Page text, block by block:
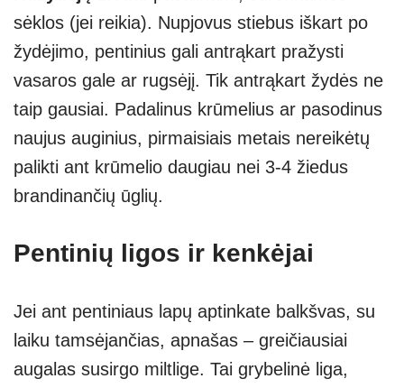
sėklos (jei reikia). Nupjovus stiebus iškart po
žydėjimo, pentinius gali antrąkart pražysti
vasaros gale ar rugsėjį. Tik antrąkart žydės ne
taip gausiai. Padalinus krūmelius ar pasodinus
naujus auginius, pirmaisiais metais nereikėtų
palikti ant krūmelio daugiau nei 3-4 žiedus
brandinančių ūglių.
Pentinių ligos ir kenkėjai
Jei ant pentiniaus lapų aptinkate balkšvas, su
laiku tamsėjančias, apnašas – greičiausiai
augalas susirgo miltlige. Tai grybelinė liga,